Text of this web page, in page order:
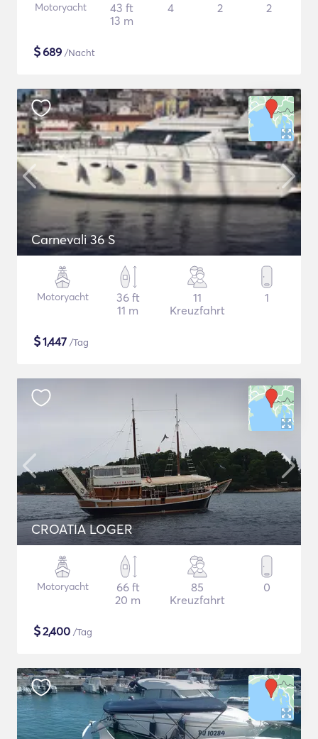
Motoryacht
43 ft
13 m
4 2 2
$689 /Nacht
Carnevali 36 S
Motoryacht
36 ft
11 m
11
Kreuzfahrt
1
$1,447 /Tag
CROATIA LOGER
Motoryacht
66 ft
20 m
85
Kreuzfahrt
0
$2,400 /Tag